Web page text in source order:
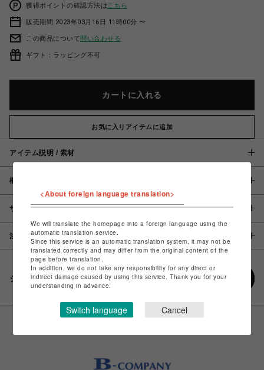
獲得ポイントの確認方法は こちら
販売期間 2023年03月16日 11時00分 〜
この商品について問い合わせる
ギフト：ラッピング不可
カートに入れる
お気に入りアイテムに追加
アイテム説明 / 素材
概要
サイズ
注意事項
シェアする
<About foreign language translation>
We will translate the homepage into a foreign language using the
automatic translation service.
Since this service is an automatic translation system, it may not be
translated correctly and may differ from the original content of the
page before translation.
In addition, we do not take any responsibility for any direct or
indirect damage caused by using this service. Thank you for your
understanding in advance.
Switch language Cancel